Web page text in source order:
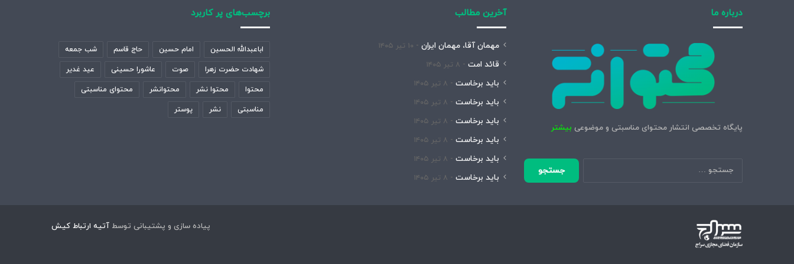
درباره ما
پایگاه تخصصی انتشار محتوای مناسبتی و موضوعی بیشتر
جستجو
برای:
آخرین مطالب
مهمان آقا، مهمان ایران ۱۰ تیر ۱۴۰۵
قائد امت ۸ تیر ۱۴۰۵
باید برخاست ۸ تیر ۱۴۰۵
باید برخاست ۸ تیر ۱۴۰۵
باید برخاست ۸ تیر ۱۴۰۵
باید برخاست ۸ تیر ۱۴۰۵
باید برخاست ۸ تیر ۱۴۰۵
باید برخاست ۸ تیر ۱۴۰۵
برچسب‌های پر کاربرد
اباعبدالله الحسین امام حسین حاج قاسم شب جمعه
شهادت حضرت زهرا صوت عاشورا حسینی عید غدیر
محتوا محتوا نشر محتوانشر محتوای مناسبتی
مناسبتی نشر پوستر
پیاده سازی و پشتیبانی توسط آتیه ارتباط کیش